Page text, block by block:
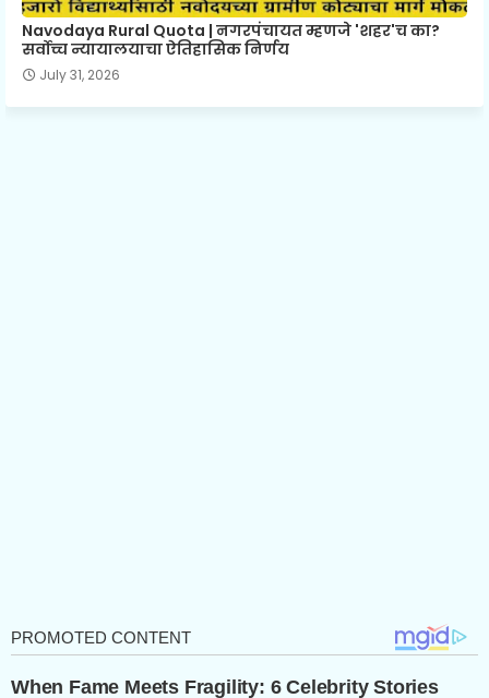
Navodaya Rural Quota | नगरपंचायत म्हणजे 'शहर'च का?
सर्वोच्च न्यायालयाचा ऐतिहासिक निर्णय
July 31, 2026